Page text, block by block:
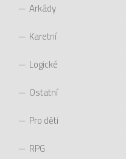
Arkády
Karetní
Logické
Ostatní
Pro děti
RPG